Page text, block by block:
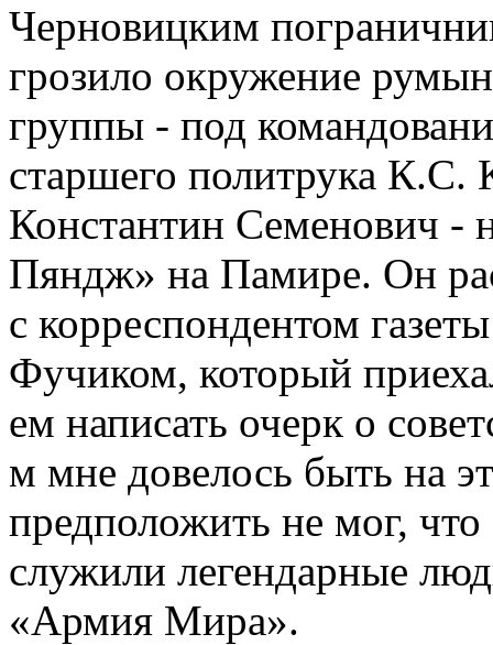
Черновицким
грозило окружение
группы - под
старшего политрука К.С.
Константин Семенович -
Пяндж» на Памире. Он
с корреспондентом
Фучиком, который
ем написать очерк о
м мне довелось быть на
предположить не мог,
служили легендарные
«Армия Мира».